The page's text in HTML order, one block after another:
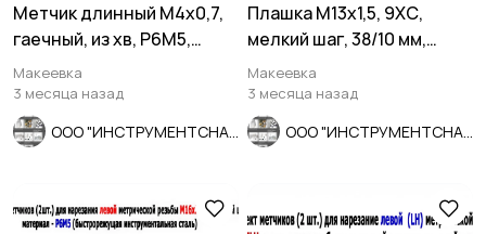
Метчик длинный М4х0,7,
гаечный, из хв, Р6М5,
140/14 мм, СССР.
Макеевка
3 месяца назад
Плашка М13х1,5, 9ХС,
мелкий шаг, 38/10 мм,
ГОСТ 7740-71.
Макеевка
3 месяца назад